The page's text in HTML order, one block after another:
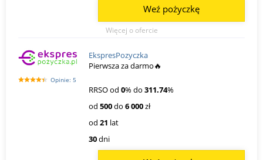
Więcej o ofercie
Weź pożyczkę
Opinie: 5
EkspresPozyczka
Pierwsza za darmo🔥
RRSO od 0% do 311.74%
od 500do 6 000zł
od 21 lat
30dni